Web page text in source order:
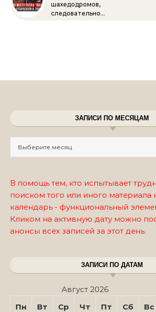
шахедодромов,
следовательно…
ЗАПИСИ ПО МЕСЯЦАМ
В помощь тем, кто испытывает
поиском того или иного материала
календарь - функциональный
Кликом на активную дату можно
анонсы всех записей за этот день.
ЗАПИСИ ПО ДАТАМ
Август 2026
Пн
Вт Ср Чт Пт Сб Вс